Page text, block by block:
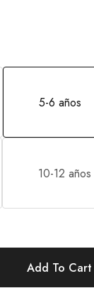
5-6 años
10-12 años
Add To Cart